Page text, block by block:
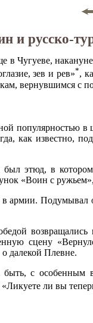
и русско-
в Чугуеве,
зев и рев»*,
вернувшимся с
популярностью
как известно,
этюд, в
«Воин с
Подумывал
сцену
далекой Плевне.
с особенным
ли вы